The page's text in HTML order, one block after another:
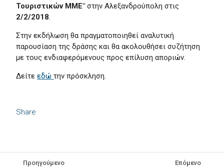
Share
Τουριστικών ΜΜΕ" στην Αλεξανδρούπολη στις
2/2/2018.
Στην εκδήλωση θα πραγματοποιηθεί αναλυτική
παρουσίαση της δράσης και θα ακολουθήσει συζήτηση
με τους ενδιαφερόμενους προς επίλυση αποριών.
Δείτεεδώτην πρόσκληση.
Προηγούμενο Επόμενο